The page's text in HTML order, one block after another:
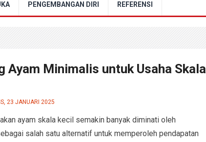
PENGEMBANGAN DIRI REFERENSI
Ayam Minimalis untuk Usaha Skala
23 JANUARI 2025
ayam skala kecil semakin banyak diminati oleh
salah satu alternatif untuk memperoleh pendapatan